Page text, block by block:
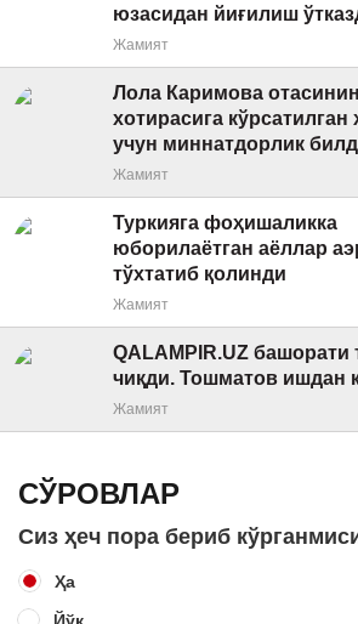
юзасидан йиғилиш
Жамият
Лола Каримова
хотирасига кўрсатилган
учун миннатдорлик
Жамият
Туркияга фоҳишаликка
юборилаётган аёллар
тўхтатиб қолинди
Жамият
QALAMPIR.UZ башорати
чиқди. Тошматов ишдан
Жамият
СЎРОВЛАР
Сиз ҳеч пора бериб
Ҳа
Йўқ